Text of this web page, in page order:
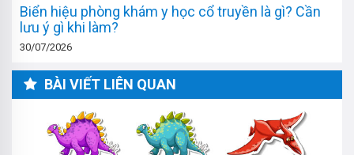
Biển hiệu phòng khám y học cổ truyền là gì? Cần
lưu ý gì khi làm?
30/07/2026
BÀI VIẾT LIÊN QUAN